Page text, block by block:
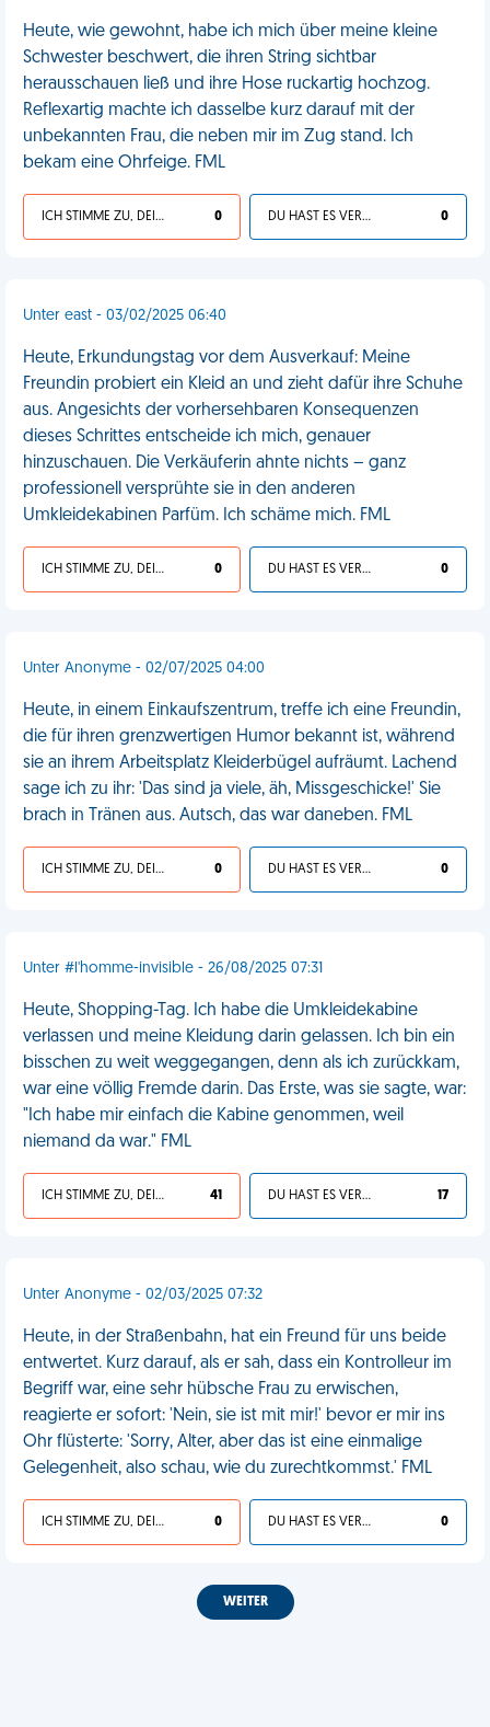
Heute, wie gewohnt, habe ich mich über meine kleine
Schwester beschwert, die ihren String sichtbar
herausschauen ließ und ihre Hose ruckartig hochzog.
Reflexartig machte ich dasselbe kurz darauf mit der
unbekannten Frau, die neben mir im Zug stand. Ich
bekam eine Ohrfeige. FML
ICH STIMME ZU, DEIN LEBEN IST SCHEISSE 0 DU HAST ES VERDIENT 0
Unter east - 03/02/2025 06:40
Heute, Erkundungstag vor dem Ausverkauf: Meine
Freundin probiert ein Kleid an und zieht dafür ihre Schuhe
aus. Angesichts der vorhersehbaren Konsequenzen
dieses Schrittes entscheide ich mich, genauer
hinzuschauen. Die Verkäuferin ahnte nichts – ganz
professionell versprühte sie in den anderen
Umkleidekabinen Parfüm. Ich schäme mich. FML
ICH STIMME ZU, DEIN LEBEN IST SCHEISSE 0 DU HAST ES VERDIENT 0
Unter Anonyme - 02/07/2025 04:00
Heute, in einem Einkaufszentrum, treffe ich eine Freundin,
die für ihren grenzwertigen Humor bekannt ist, während
sie an ihrem Arbeitsplatz Kleiderbügel aufräumt. Lachend
sage ich zu ihr: 'Das sind ja viele, äh, Missgeschicke!' Sie
brach in Tränen aus. Autsch, das war daneben. FML
ICH STIMME ZU, DEIN LEBEN IST SCHEISSE 0 DU HAST ES VERDIENT 0
Unter #l'homme-invisible - 26/08/2025 07:31
Heute, Shopping-Tag. Ich habe die Umkleidekabine
verlassen und meine Kleidung darin gelassen. Ich bin ein
bisschen zu weit weggegangen, denn als ich zurückkam,
war eine völlig Fremde darin. Das Erste, was sie sagte, war:
"Ich habe mir einfach die Kabine genommen, weil
niemand da war." FML
ICH STIMME ZU, DEIN LEBEN IST SCHEISSE 41 DU HAST ES VERDIENT 17
Unter Anonyme - 02/03/2025 07:32
Heute, in der Straßenbahn, hat ein Freund für uns beide
entwertet. Kurz darauf, als er sah, dass ein Kontrolleur im
Begriff war, eine sehr hübsche Frau zu erwischen,
reagierte er sofort: 'Nein, sie ist mit mir!' bevor er mir ins
Ohr flüsterte: 'Sorry, Alter, aber das ist eine einmalige
Gelegenheit, also schau, wie du zurechtkommst.' FML
ICH STIMME ZU, DEIN LEBEN IST SCHEISSE 0 DU HAST ES VERDIENT 0
WEITER